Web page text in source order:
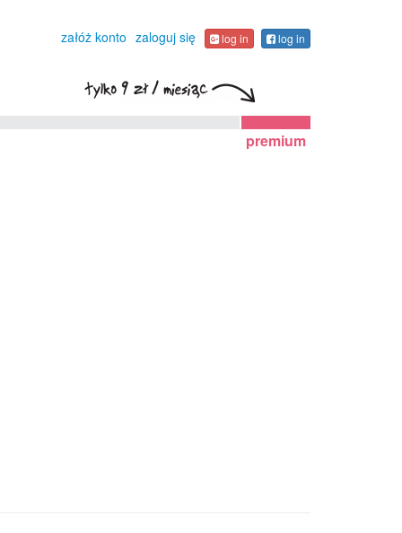
załóż konto zaloguj się log in log in
premium